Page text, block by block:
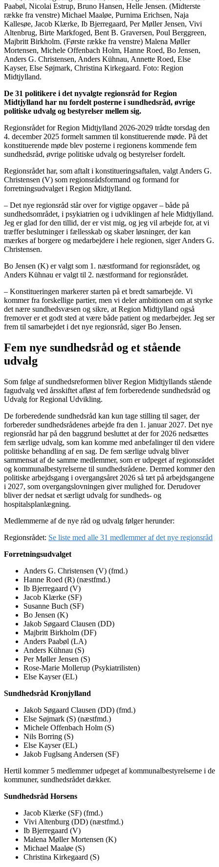
Paabøl, Nicolai Estrup, Bruno Hansen, Helle Jensen. (Midterste
række fra venstre) Michael Maaløe, Purnima Erichsen, Naja
Kallesøe, Jacob Klærke, Ib Bjerregaard, Per Møller Jensen, Vivi
Altenbrug, Birte Markfoged, Bent B. Graversen, Poul Berggreen,
Majbritt Birkholm. (Første række fra venstre) Malena Møller
Mortensen, Michele Offenbach Holm, Hanne Roed, Bo Jensen,
Anders G. Christensen, Anders Kühnau, Annette Roed, Else
Kayser, Else Søjmark, Christina Kirkegaard. Foto: Region
Midtjylland.
De 31 politikere i det nyvalgte regionsråd for Region
Midtjylland har nu fordelt posterne i sundhedsråd, øvrige
politiske udvalg og bestyrelser mellem sig.
Regionsrådet for Region Midtjylland 2026-2029 trådte torsdag den
4. december 2025 formelt sammen til konstituerende møde. På det
konstituerende møde blev posterne i regionens kommende fem
sundhedsråd, øvrige politiske udvalg og bestyrelser fordelt.
Regionsrådet har, som aftalt i konstitueringsaftalen, valgt Anders G.
Christensen (V) som regionsrådsformand og formand for
forretningsudvalget i Region Midtjylland.
– Det nye regionsråd står over for vigtige opgaver – både på
sundhedsområdet, i psykiatrien og i udviklingen af hele Midtjylland.
Jeg er glad for den tillid, der er vist mig, og jeg vil arbejde for, at vi
træffer beslutninger i fællesskab og skaber løsninger, der kan
mærkes af borgere og medarbejdere i hele regionen, siger Anders G.
Christensen.
Bo Jensen (K) er valgt som 1. næstformand for regionsrådet, og
Anders Kühnau er valgt til 2. næstformand for regionsrådet.
– Konstitueringen markerer starten på et bredt samarbejde. Vi
kommer fra forskellige partier, men vi deler ambitionen om at styrke
det nære sundhedsvæsen og sikre, at Region Midtjylland også
fremover er et godt sted at være både patient og medarbejder. Jeg ser
frem til samarbejdet i det nye regionsråd, siger Bo Jensen.
Fem nye sundhedsråd og et stående
udvalg
Som følge af sundhedsreformen bliver Region Midtjyllands stående
fagudvalg ved årsskiftet afløst af fem forberedende sundhedsråd og
Udvalg for Regional Udvikling.
De forberedende sundhedsråd kan kun tage stilling til sager, der
forbereder sundhedsrådenes arbejde fra den 1. januar 2027. Det nye
regionsråd har på den baggrund besluttet at der for 2026 nedsættes
fem særlige udvalg, som kan komme med anbefalinger til den videre
politiske behandling af en sag. De fem særlige udvalg bliver
sammensat af de samme medlemmer, som er udpeget af regionsrådet
og kommunalbestyrelserne til sundhedsrådene. Dermed kommer den
politiske arbejdsgang i overgangsåret 2026 så tæt på arbejdsgangene
i 2027, som overgangslovningen giver mulighed for. Derudover
bliver der nedsat et særligt udvalg for sundheds- og
hospitalsplanlægning.
Medlemmerne af de nye råd og udvalg følger herunder:
Regionsrådet: Se liste med alle 31 medlemmer af det nye regionsråd
Forretningsudvalget
Anders G. Christensen (V) (fmd.)
Hanne Roed (R) (næstfmd.)
Ib Bjerregaard (V)
Jacob Klærke (SF)
Susanne Buch (SF)
Bo Jensen (K)
Jakob Søgaard Clausen (DD)
Majbritt Birkholm (DF)
Anders Paabøl (LA)
Anders Kühnau (S)
Per Møller Jensen (S)
Rose-Marie Mollerup (Psykiatrilisten)
Else Kayser (EL)
Sundhedsråd Kronjylland
Jakob Søgaard Clausen (DD) (fmd.)
Else Søjmark (S) (næstfmd.)
Michele Offenbach Holm (S)
Nils Borring (S)
Else Kayser (EL)
Jakob Fuglsang Andersen (SF)
Hertil kommer 5 medlemmer udpeget af kommunalbestyrelserne i de
kommuner, sundhedsrådet dækker.
Sundhedsråd Horsens
Jacob Klærke (SF) (fmd.)
Vivi Altenburg (DD) (næstfmd.)
Ib Bjerregaard (V)
Malena Møller Mortensen (K)
Michael Maaløe (S)
Christina Kirkegaard (S)